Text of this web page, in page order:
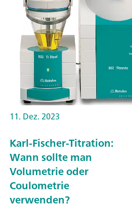
11. Dez. 2023
Karl-Fischer-Titration:
Wann sollte man
Volumetrie oder
Coulometrie
verwenden?